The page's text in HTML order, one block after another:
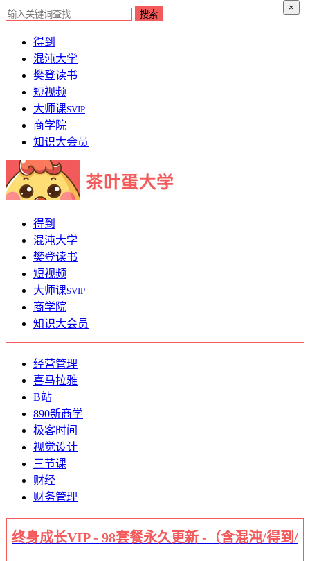
×
得到
混沌大学
樊登读书
短视频
大师课SVIP
商学院
知识大会员
得到
混沌大学
樊登读书
短视频
大师课SVIP
商学院
知识大会员
经营管理
喜马拉雅
B站
890新商学
极客时间
视觉设计
三节课
财经
财务管理
终身成长VIP - 98套餐永久更新 -（含混沌/得到/